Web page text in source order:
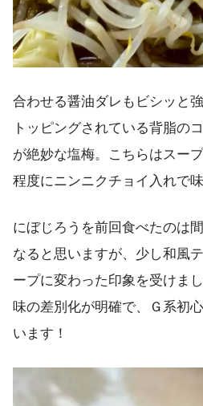
合わせる醤油ダレもビシッと
トッピングされている背脂の
が絶妙な塩梅。こちらはスー
程度にニンニクチョイ入れで味
にぼじろうを前回食べたのは
なると思いますが、少し和風
ープに変わった印象を受けま
味の差別化が明確で、Ｇ系初
います！